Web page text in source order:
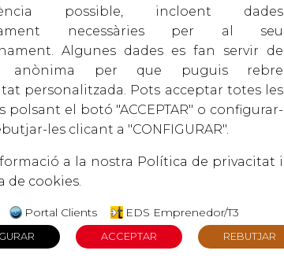
possible, incloent dades
necessàries per al seu
Algunes dades es fan servir de
anònima per que puguis rebre
personalitzada. Pots acceptar totes les
polsant el botó "ACCEPTAR" o configurar-
les clicant a "CONFIGURAR".
a la nostra Política de privacitat i
de cookies.
Portal Clients EDS Emprenedor/T3